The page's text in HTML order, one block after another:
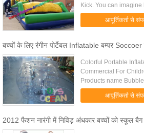
Kick. You can
Players slide down
आपूर्तिकर्ता से
बच्चों के लिए रंगीन पोर्टेबल Inflatable बम्पर Soccoer
Colorful Portable
Commercial For
Products name
bumper ball / Bubble
Accessory Repair kits
आपूर्तिकर्ता से
2012 फैशन नारंगी में निविड़ अंधकार बच्चों को स्कूल बैग